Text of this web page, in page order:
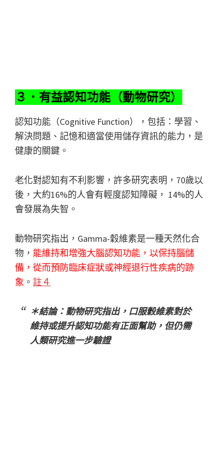
３．有益認知功能（動物研究）
認知功能（Cognitive Function），包括：學習、
解決問題、記憶和適當使用儲存資訊的能力，是
健康的關鍵。
老化對認知有不利影響，許多研究表明，70歲以
後，大約16%的人會有輕度認知障礙， 14%的人
會發展為失智。
動物研究指出，Gamma-穀維素是一種天然化合
物， 能維持和增強大腦認知功能，以保持腦儲
備，從而預防臨床症狀或神經退行性疾病的跡
象 。 註４
＊結論：動物研究指出，口服穀維素對於
維持或提升認知功能有正面幫助，但仍需
人類研究進一步驗證